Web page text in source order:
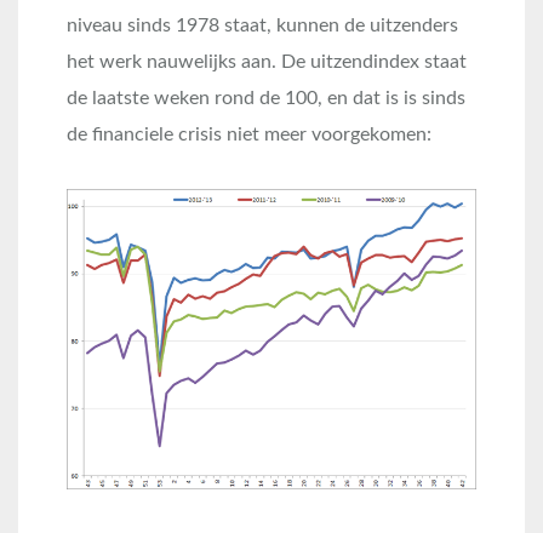
niveau sinds 1978 staat, kunnen de uitzenders
het werk nauwelijks aan. De uitzendindex staat
de laatste weken rond de 100, en dat is is sinds
de financiele crisis niet meer voorgekomen: